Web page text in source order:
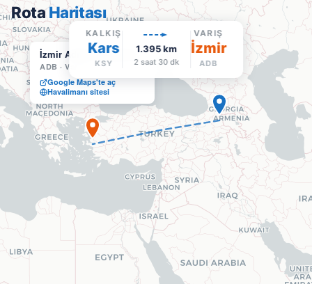
İzmir Adnan Menderes
ADB ·Varış
Google Maps'te aç
Havalimanı sitesi
RotaHaritası
KALKIŞ
Kars
KSY
1.395km
2 saat 30 dk
VARIŞ
İzmir
ADB